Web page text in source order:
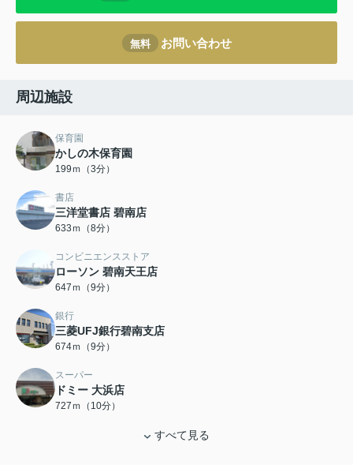
無料 お問い合わせ
周辺施設
保育園
かしの木保育園
199ｍ（3分）
書店
三洋堂書店 碧南店
633ｍ（8分）
コンビニエンスストア
ローソン 碧南天王店
647ｍ（9分）
銀行
三菱UFJ銀行碧南支店
674ｍ（9分）
スーパー
ドミー 大浜店
727ｍ（10分）
すべて見る